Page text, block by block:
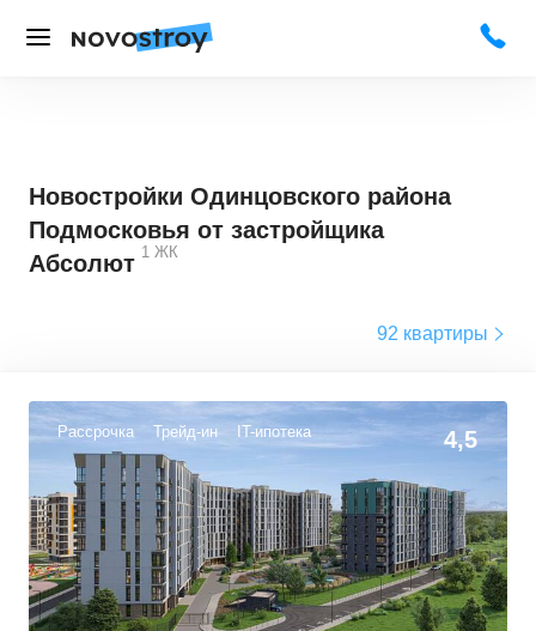
Новостройки Одинцовского района
Подмосковья от застройщика
Абсолют 1 ЖК
92 квартиры
Рассрочка Трейд-ин IT-ипотека 4,5